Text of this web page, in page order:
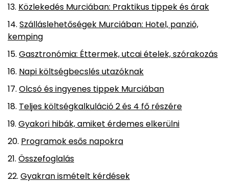
Közlekedés Murciában: Praktikus tippek és árak
Szálláslehetőségek Murciában: Hotel, panzió,
kemping
Gasztronómia: Éttermek, utcai ételek, szórakozás
Napi költségbecslés utazóknak
Olcsó és ingyenes tippek Murciában
Teljes költségkalkuláció 2 és 4 fő részére
Gyakori hibák, amiket érdemes elkerülni
Programok esős napokra
Összefoglalás
Gyakran ismételt kérdések